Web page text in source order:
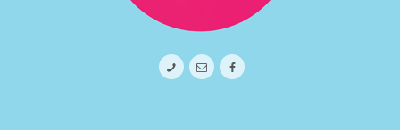
Waarom een kleine praktijk?
Beoordelingen
Nieuws